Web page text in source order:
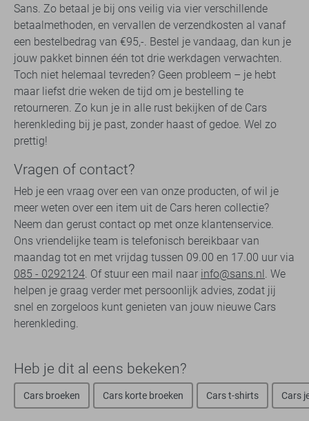
Sans. Zo betaal je bij ons veilig via vier verschillende
betaalmethoden, en vervallen de verzendkosten al vanaf
een bestelbedrag van €95,-. Bestel je vandaag, dan kun je
jouw pakket binnen één tot drie werkdagen verwachten.
Toch niet helemaal tevreden? Geen probleem – je hebt
maar liefst drie weken de tijd om je bestelling te
retourneren. Zo kun je in alle rust bekijken of de Cars
herenkleding bij je past, zonder haast of gedoe. Wel zo
prettig!
Vragen of contact?
Heb je een vraag over een van onze producten, of wil je
meer weten over een item uit de Cars heren collectie?
Neem dan gerust contact op met onze klantenservice.
Ons vriendelijke team is telefonisch bereikbaar van
maandag tot en met vrijdag tussen 09.00 en 17.00 uur via
085 - 0292124. Of stuur een mail naar info@sans.nl. We
helpen je graag verder met persoonlijk advies, zodat jij
snel en zorgeloos kunt genieten van jouw nieuwe Cars
herenkleding.
Heb je dit al eens bekeken?
Cars broeken Cars korte broeken Cars t-shirts Cars